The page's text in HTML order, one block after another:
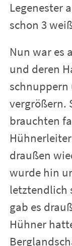
Legenester
schon 3
Nun war es
und deren
schnuppern
vergrößern.
brauchten
draußen
wurde hin
letztendlich
gab es
Hühner